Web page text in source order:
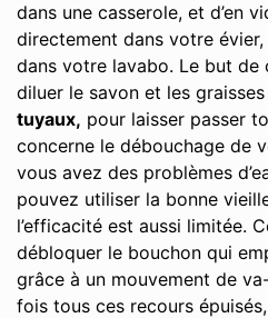
dans une casserole, et d’en
directement dans votre
dans votre lavabo. Le but
diluer le savon et les
tuyaux, pour laisser passer
concerne le débouchage de
vous avez des problèmes
pouvez utiliser la bonne
l’efficacité est aussi limitée.
débloquer le bouchon qui
grâce à un mouvement de
fois tous ces recours